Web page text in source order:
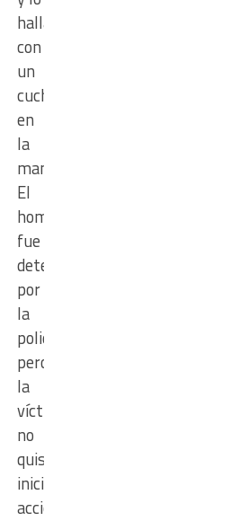
hallaron
con
un
cuchillo
en
la
mano.
El
hombre
fue
detenido
por
la
policía,
pero
la
víctima
no
quiso
iniciar
acciones